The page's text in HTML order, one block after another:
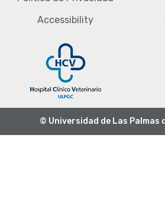
Accessibility
© Universidad de Las Palmas